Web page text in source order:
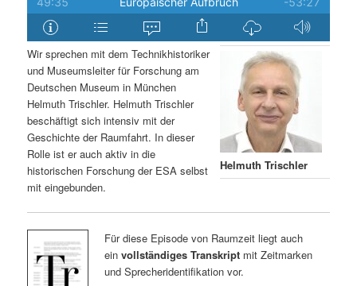
Helmuth Trischler
Wir sprechen mit dem Technikhistoriker
und Museumsleiter für Forschung am
Deutschen Museum in München
Helmuth Trischler. Helmuth Trischler
beschäftigt sich intensiv mit der
Geschichte der Raumfahrt. In dieser
Rolle ist er auch aktiv in die
historischen Forschung der ESA selbst
mit eingebunden.
Für diese Episode von Raumzeit liegt auch
ein vollständiges Transkriptmit Zeitmarken
und Sprecheridentifikation vor.